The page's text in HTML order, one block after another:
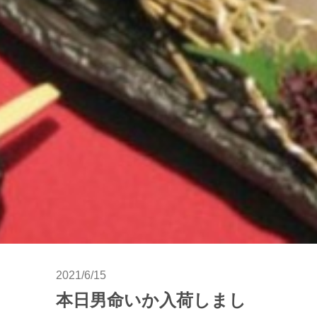
2021/6/15
本日男命いか入荷しまし